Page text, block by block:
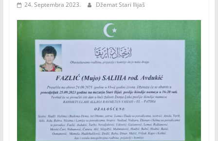
24. Septembra 2023. Džemat Stari Ilijaš